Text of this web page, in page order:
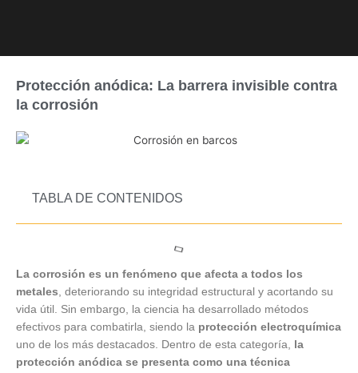
Protección anódica: La barrera invisible contra
la corrosión
TABLA DE CONTENIDOS
La corrosión es un fenómeno que afecta a todos los
metales, deteriorando su integridad estructural y acortando su
vida útil. Sin embargo, la ciencia ha desarrollado métodos
efectivos para combatirla, siendo la protección electroquímica
uno de los más destacados. Dentro de esta categoría, la
protección anódica se presenta como una técnica